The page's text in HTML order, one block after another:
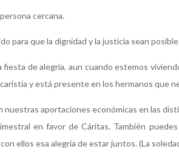
cercana.
para que la dignidad y la justicia sean
de alegría, aun cuando estemos
y está presente en los hermanos que
nuestras aportaciones económicas en las
en favor de Cáritas. También
ellos esa alegría de estar juntos. (La